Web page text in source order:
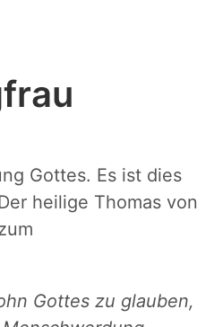
Gottes. Es ist dies
heilige Thomas von
Gottes zu glauben,